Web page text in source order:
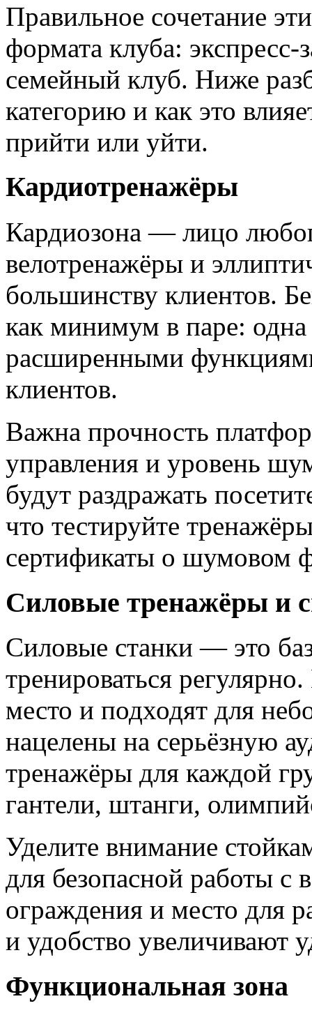
Правильное сочетание
формата клуба:
семейный клуб. Ниже
категорию и как это
прийти или уйти.
Кардиотренажёры
Кардиозона — лицо
велотренажёры и
большинству клиентов.
как минимум в паре:
расширенными
клиентов.
Важна прочность
управления и уровень
будут раздражать
что тестируйте
сертификаты о шумовом
Силовые тренажёры и
Силовые станки — это
тренироваться
место и подходят для
нацелены на серьёзную
тренажёры для каждой
гантели, штанги,
Уделите внимание
для безопасной работы с
ограждения и место для
и удобство увеличивают
Функциональная зона